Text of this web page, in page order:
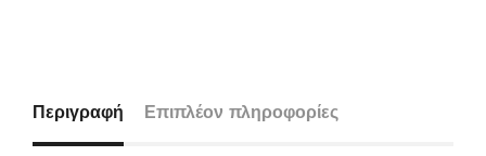
Περιγραφή Επιπλέον πληροφορίες